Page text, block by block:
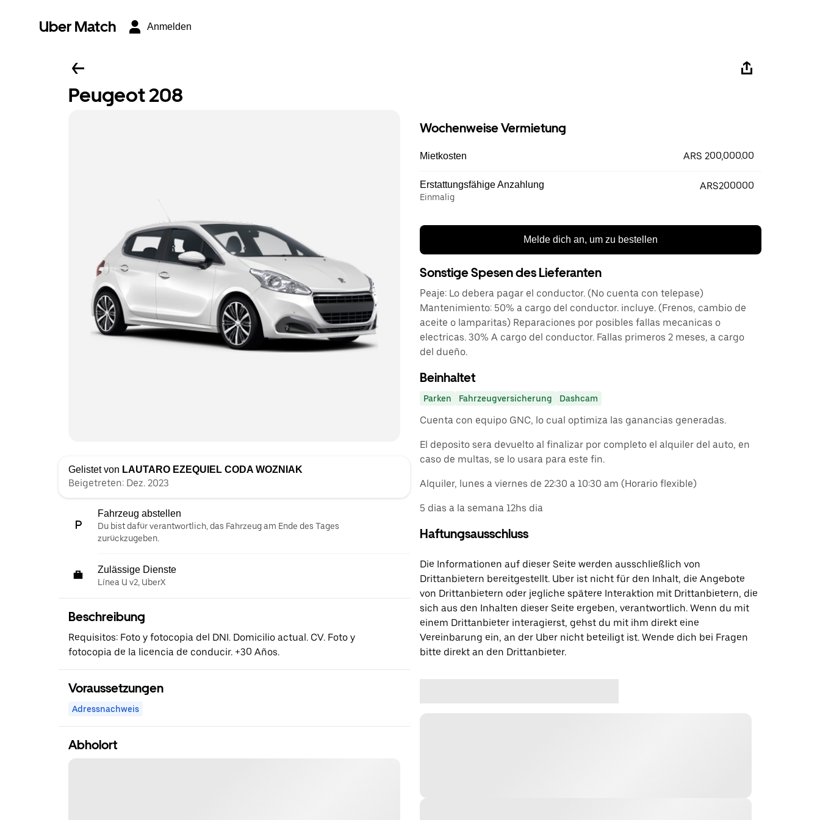
Uber Match Anmelden
Peugeot 208
Gelistet von LAUTARO EZEQUIEL CODA WOZNIAK
Beigetreten: Dez. 2023
Fahrzeug abstellen
Du bist dafür verantwortlich, das Fahrzeug am Ende des Tages
zurückzugeben.
Zulässige Dienste
Línea U v2, UberX
Beschreibung
Requisitos: Foto y fotocopia del DNI. Domicilio actual. CV. Foto y
fotocopia de la licencia de conducir. +30 Años.
Voraussetzungen
Adressnachweis
Abholort
Wochenweise Vermietung
Mietkosten ARS 200,000.00
Erstattungsfähige Anzahlung
Einmalig
ARS200000
Melde dich an, um zu bestellen
Sonstige Spesen des Lieferanten
Peaje: Lo debera pagar el conductor. (No cuenta con telepase)
Mantenimiento: 50% a cargo del conductor. incluye. (Frenos, cambio de
aceite o lamparitas) Reparaciones por posibles fallas mecanicas o
electricas. 30% A cargo del conductor. Fallas primeros 2 meses, a cargo
del dueño.
Beinhaltet
Parken Fahrzeugversicherung Dashcam
Cuenta con equipo GNC, lo cual optimiza las ganancias generadas.
El deposito sera devuelto al finalizar por completo el alquiler del auto, en
caso de multas, se lo usara para este fin.
Alquiler, lunes a viernes de 22:30 a 10:30 am (Horario flexible)
5 dias a la semana 12hs dia
Haftungsausschluss
Die Informationen auf dieser Seite werden ausschließlich von
Drittanbietern bereitgestellt. Uber ist nicht für den Inhalt, die Angebote
von Drittanbietern oder jegliche spätere Interaktion mit Drittanbietern, die
sich aus den Inhalten dieser Seite ergeben, verantwortlich. Wenn du mit
einem Drittanbieter interagierst, gehst du mit ihm direkt eine
Vereinbarung ein, an der Uber nicht beteiligt ist. Wende dich bei Fragen
bitte direkt an den Drittanbieter.